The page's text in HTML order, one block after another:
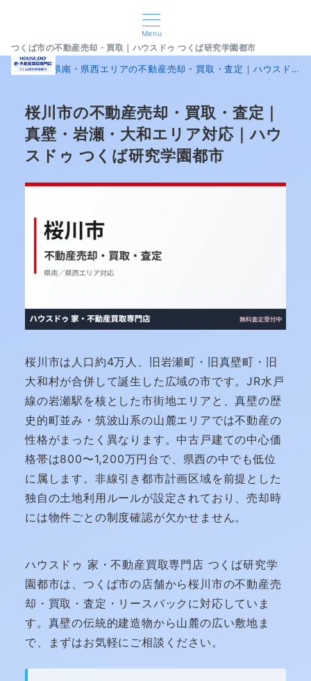
Menu
つくば市の不動産売却・買取｜ハウスドゥ つくば研究学園都市
home 県南・県西エリアの不動産売却・買取・査定｜ハウスドゥ 家・不動産買取専門店 つくば研究学園都市
桜川市の不動産売却・買取・査定｜
真壁・岩瀬・大和エリア対応｜ハウ
スドゥ つくば研究学園都市
桜川市は人口約4万人、旧岩瀬町・旧真壁町・旧
大和村が合併して誕生した広域の市です。JR水戸
線の岩瀬駅を核とした市街地エリアと、真壁の歴
史的町並み・筑波山系の山麓エリアでは不動産の
性格がまったく異なります。中古戸建ての中心価
格帯は800〜1,200万円台で、県西の中でも低位
に属します。非線引き都市計画区域を前提とした
独自の土地利用ルールが設定されており、売却時
には物件ごとの制度確認が欠かせません。
ハウスドゥ 家・不動産買取専門店 つくば研究学
園都市は、つくば市の店舗から桜川市の不動産売
却・買取・査定・リースバックに対応していま
す。真壁の伝統的建造物から山麓の広い敷地ま
で、まずはお気軽にご相談ください。